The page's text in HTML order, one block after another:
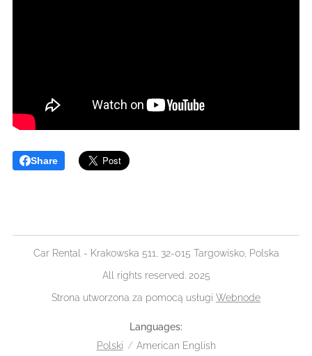
Share
Car Rental - Krakowska 511, 32-015 Targowisko, Polska
All rights reserved. 2025
Strona utworzona za pomocą usługi Webnode
Languages
Polski
American English